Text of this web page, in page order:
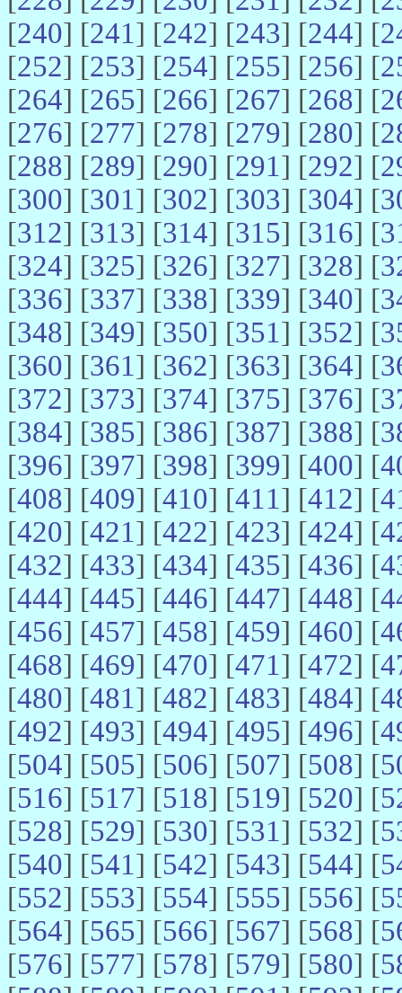
[240] [241] [242] [243] [244] [
[252] [253] [254] [255] [256] [
[264] [265] [266] [267] [268] [
[276] [277] [278] [279] [280] [
[288] [289] [290] [291] [292] [
[300] [301] [302] [303] [304] [
[312] [313] [314] [315] [316] [
[324] [325] [326] [327] [328] [
[336] [337] [338] [339] [340] [
[348] [349] [350] [351] [352] [
[360] [361] [362] [363] [364] [
[372] [373] [374] [375] [376] [
[384] [385] [386] [387] [388] [
[396] [397] [398] [399] [400] [
[408] [409] [410] [411] [412] [
[420] [421] [422] [423] [424] [
[432] [433] [434] [435] [436] [
[444] [445] [446] [447] [448] [
[456] [457] [458] [459] [460] [
[468] [469] [470] [471] [472] [
[480] [481] [482] [483] [484] [
[492] [493] [494] [495] [496] [
[504] [505] [506] [507] [508] [
[516] [517] [518] [519] [520] [
[528] [529] [530] [531] [532] [
[540] [541] [542] [543] [544] [
[552] [553] [554] [555] [556] [
[564] [565] [566] [567] [568] [
[576] [577] [578] [579] [580] [